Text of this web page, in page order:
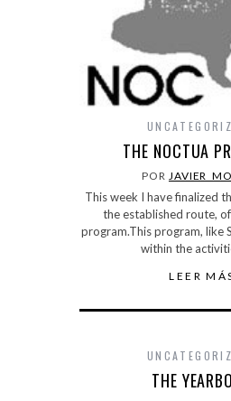
THE NOCTUA
POR
This week I have finalized
the established route,
program.This program, like
within the
LEER
THE